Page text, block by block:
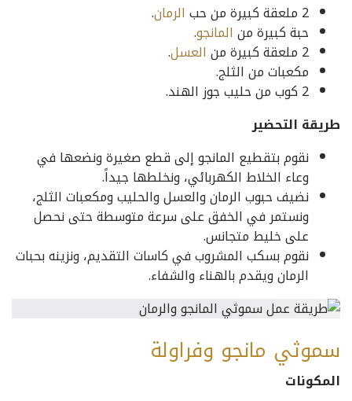
2 ملعقة كبيرة من حب
الرمان.
حبة كبيرة من المانجو.
2 ملعقة كبيرة من
العسل.
مكعبات من الثلج.
2 كوب من حليب جوز الهند.
طريقة التحضير
نقوم بتقطيع المانجو إلى قطع صغيرة ونضعها في
وعاء الخلاط الكهربائي، ونخلطها جيداً.
نضيف حبوب الرمان والعسل والحليب ومكعبات الثلج،
ونستمر في الخفق على سرعة متوسطة حتى نحصل
على خليط متجانس.
نقوم بسكب المشروب في كاسات التقديم، ونزينه بحبات
الرمان ويقدم بالهناء والشفاء.
سموثي مانجو وفراولة
المكونات